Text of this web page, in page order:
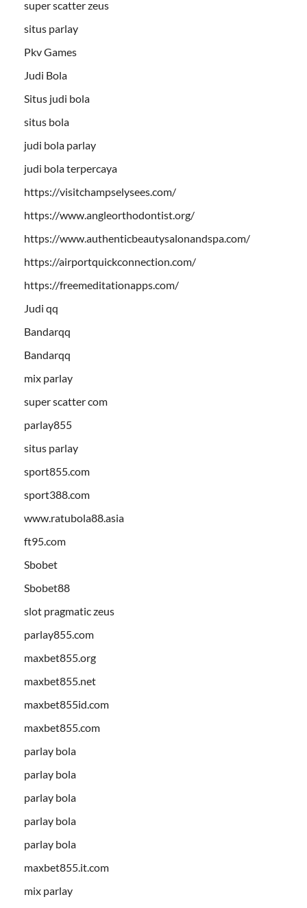
super scatter zeus
situs parlay
Pkv Games
Judi Bola
Situs judi bola
situs bola
judi bola parlay
judi bola terpercaya
https://visitchampselysees.com/
https://www.angleorthodontist.org/
https://www.authenticbeautysalonandspa.com/
https://airportquickconnection.com/
https://freemeditationapps.com/
Judi qq
Bandarqq
Bandarqq
mix parlay
super scatter com
parlay855
situs parlay
sport855.com
sport388.com
www.ratubola88.asia
ft95.com
Sbobet
Sbobet88
slot pragmatic zeus
parlay855.com
maxbet855.org
maxbet855.net
maxbet855id.com
maxbet855.com
parlay bola
parlay bola
parlay bola
parlay bola
parlay bola
maxbet855.it.com
mix parlay